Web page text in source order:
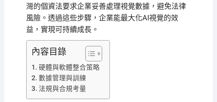
灣的個資法要求企業妥善處理視覺數據，避免法律
風險。透過這些步驟，企業能最大化AI視覺的效
益，實現可持續成長。
內容目錄
硬體與軟體整合策略
數據管理與訓練
法規與合規考量